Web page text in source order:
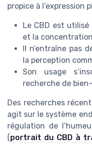
propice à l’expression
Le CBD est
et la
Il n’entraîne pas
la perception
Son usage
recherche de
Des recherches
agit sur le système
régulation de
(portrait du CBD à